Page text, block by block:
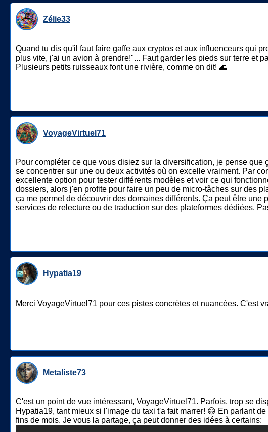
Zélie33
Quand tu dis qu'il faut faire gaffe aux cryptos et aux influenceurs qui
plus vite, j'ai un avion à prendre!"... Faut garder les pieds sur terre et
Plusieurs petits ruisseaux font une rivière, comme on dit! 🌊
VoyageVirtuel71
Pour compléter ce que vous disiez sur la diversification, je pense
se concentrer sur une ou deux activités où on excelle vraiment. Par
excellente option pour tester différents modèles et voir ce qui
dossiers, alors j'en profite pour faire un peu de micro-tâches sur des
ça me permet de découvrir des domaines différents. Ça peut être
services de relecture ou de traduction sur des plateformes dédiées.
Hypatia19
Merci VoyageVirtuel71 pour ces pistes concrètes et nuancées. C'est
Metaliste73
C'est un point de vue intéressant, VoyageVirtuel71. Parfois, trop se
Hypatia19, tant mieux si l'image du taxi t'a fait marrer! 😄 En parlant
fins de mois. Je vous la partage, ça peut donner des idées à certains: